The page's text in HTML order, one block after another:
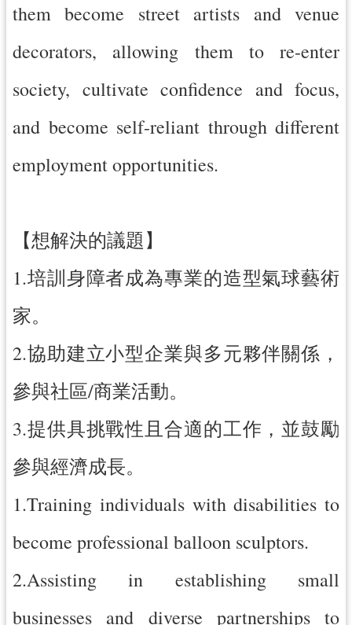
回
首
頁
網
導
箱
桃
市
政
府
隱
私
權
策
站
全
策
政
them become street artists and venue
decorators, allowing them to re-enter
society, cultivate confidence and focus,
and become self-reliant through different
employment opportunities.
【想解決的議題】
1.培訓身障者成為專業的造型氣球藝術
家。
2.協助建立小型企業與多元夥伴關係，
參與社區/商業活動。
3.提供具挑戰性且合適的工作，並鼓勵
參與經濟成長。
1.Training individuals with disabilities to
become professional balloon sculptors.
2.Assisting in establishing small
businesses and diverse partnerships to